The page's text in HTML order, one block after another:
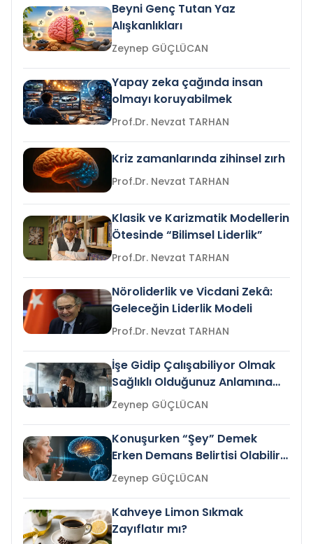
Beyni Genç Tutan Yaz
Alışkanlıkları
Zeynep GÜÇLÜCAN
Yapay zeka çağında insan
olmayı koruyabilmek
Prof.Dr. Nevzat TARHAN
Kriz zamanlarında zihinsel zırh
Prof.Dr. Nevzat TARHAN
Klasik ve Karizmatik Modellerin
Ötesinde “Bilimsel Liderlik”
Prof.Dr. Nevzat TARHAN
Nöroliderlik ve Vicdani Zekâ:
Geleceğin Liderlik Modeli
Prof.Dr. Nevzat TARHAN
İşe Gidip Çalışabiliyor Olmak
Sağlıklı Olduğunuz Anlamına
Gelir mi?Zeynep GÜÇLÜCAN
Konuşurken “Şey” Demek
Erken Demans Belirtisi Olabilir
mi?
Zeynep GÜÇLÜCAN
Kahveye Limon Sıkmak
Zayıflatır mı?